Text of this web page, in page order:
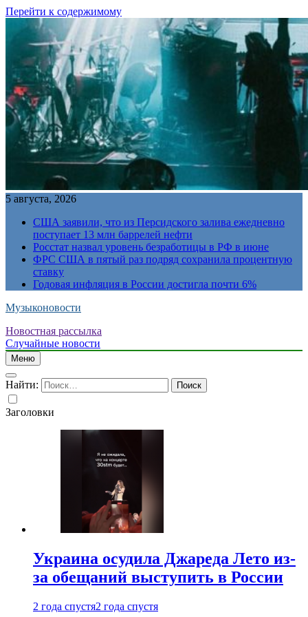
Перейти к содержимому
5 августа, 2026
США заявили, что из Персидского залива ежедневно
поступает 13 млн баррелей нефти
Росстат назвал уровень безработицы в РФ в июне
ФРС США в пятый раз подряд сохранила процентную
ставку
Годовая инфляция в России достигла почти 6%
Музыконовости
Новостная рассылка
Случайные новости
Меню
Найти:
Заголовки
Украина осудила Джареда Лето из-
за обещаний выступить в России
2 года спустя2 года спустя